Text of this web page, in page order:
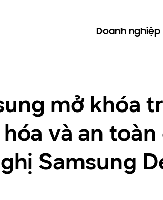
Doanh nghiệp
mở khóa
và an
Samsung